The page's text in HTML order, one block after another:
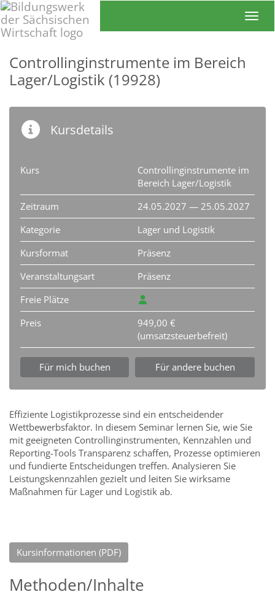
Controllinginstrumente im Bereich
Lager/Logistik (19928)
Kursdetails
Kurs
Controllinginstrumente im
Bereich Lager/Logistik
Zeitraum
24.05.2027 — 25.05.2027
Kategorie
Lager und Logistik
Kursformat
Präsenz
Veranstaltungsart
Präsenz
Freie Plätze
Preis
949,00 €
(umsatzsteuerbefreit)
Für mich buchen Für andere buchen
Effiziente Logistikprozesse sind ein entscheidender
Wettbewerbsfaktor. In diesem Seminar lernen Sie, wie Sie
mit geeigneten Controllinginstrumenten, Kennzahlen und
Reporting-Tools Transparenz schaffen, Prozesse optimieren
und fundierte Entscheidungen treffen. Analysieren Sie
Leistungskennzahlen gezielt und leiten Sie wirksame
Maßnahmen für Lager und Logistik ab.
Kursinformationen (PDF)
Methoden/Inhalte